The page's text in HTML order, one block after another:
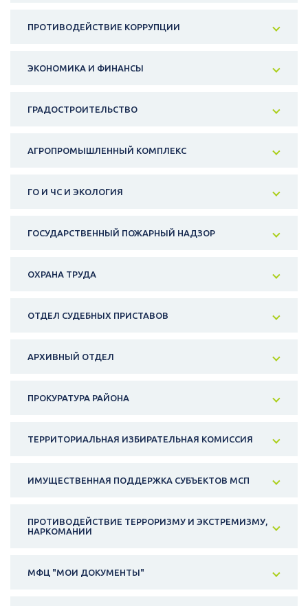
ПРОТИВОДЕЙСТВИЕ КОРРУПЦИИ
ЭКОНОМИКА И ФИНАНСЫ
ГРАДОСТРОИТЕЛЬСТВО
АГРОПРОМЫШЛЕННЫЙ КОМПЛЕКС
ГО И ЧС И ЭКОЛОГИЯ
ГОСУДАРСТВЕННЫЙ ПОЖАРНЫЙ НАДЗОР
ОХРАНА ТРУДА
ОТДЕЛ СУДЕБНЫХ ПРИСТАВОВ
АРХИВНЫЙ ОТДЕЛ
ПРОКУРАТУРА РАЙОНА
ТЕРРИТОРИАЛЬНАЯ ИЗБИРАТЕЛЬНАЯ КОМИССИЯ
ИМУЩЕСТВЕННАЯ ПОДДЕРЖКА СУБЪЕКТОВ МСП
ПРОТИВОДЕЙСТВИЕ ТЕРРОРИЗМУ И ЭКСТРЕМИЗМУ,
НАРКОМАНИИ
МФЦ "МОИ ДОКУМЕНТЫ"